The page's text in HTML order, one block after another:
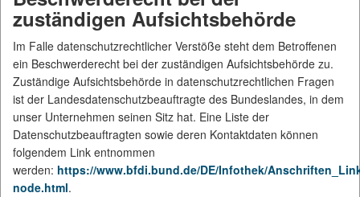
zuständigen Aufsichtsbehörde
Im Falle datenschutzrechtlicher Verstöße steht dem Betroffenen
ein Beschwerderecht bei der zuständigen Aufsichtsbehörde zu.
Zuständige Aufsichtsbehörde in datenschutzrechtlichen Fragen
ist der Landesdatenschutzbeauftragte des Bundeslandes, in dem
unser Unternehmen seinen Sitz hat. Eine Liste der
Datenschutzbeauftragten sowie deren Kontaktdaten können
folgendem Link entnommen
werden: https://www.bfdi.bund.de/DE/Infothek/
node.html.